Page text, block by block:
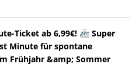
Ticket ab 6,99€! 🚈 Super
Minute für spontane
Frühjahr &amp; Sommer